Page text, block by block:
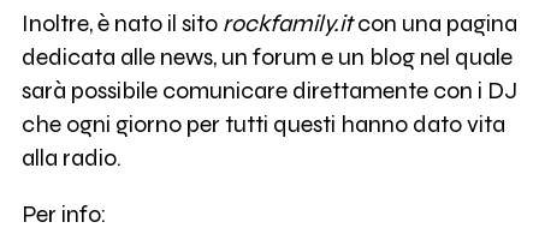
Inoltre, è nato il sito rockfamily.itcon una pagina
dedicata alle news, un forum e un blog nel quale
sarà possibile comunicare direttamente con i DJ
che ogni giorno per tutti questi hanno dato vita
alla radio.
Per info: